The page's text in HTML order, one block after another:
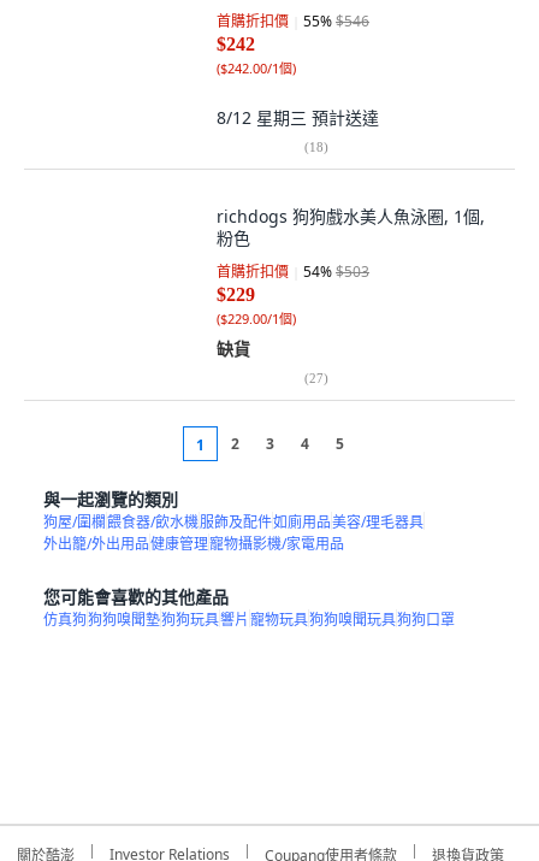
首購折扣價 55%$546
$242
($242.00/1個)
8/12 星期三 預計送達
(18)
richdogs 狗狗戲水美人魚泳圈, 1個,
粉色
首購折扣價 54%$503
$229
($229.00/1個)
缺貨
(27)
1 2 3 4 5
與一起瀏覽的類別
狗屋/圍欄餵食器/飲水機服飾及配件如廁用品美容/理毛器具
外出籠/外出用品健康管理寵物攝影機/家電用品
您可能會喜歡的其他產品
仿真狗狗狗嗅聞墊狗狗玩具響片寵物玩具狗狗嗅聞玩具狗狗口罩
關於酷澎 Investor Relations Coupang使用者條款 退換貨政策